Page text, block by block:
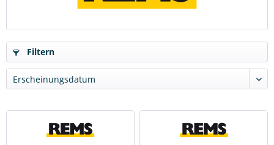
Filtern